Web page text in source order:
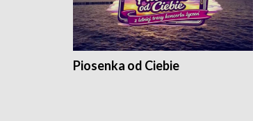
Piosenka od Ciebie